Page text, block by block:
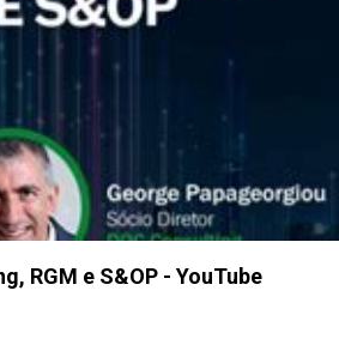
RGM e S&OP - YouTube